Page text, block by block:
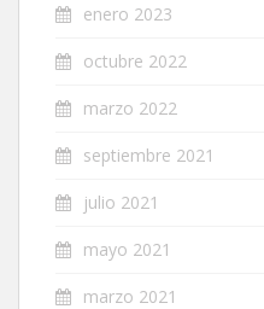
enero 2023
octubre 2022
marzo 2022
septiembre 2021
julio 2021
mayo 2021
marzo 2021